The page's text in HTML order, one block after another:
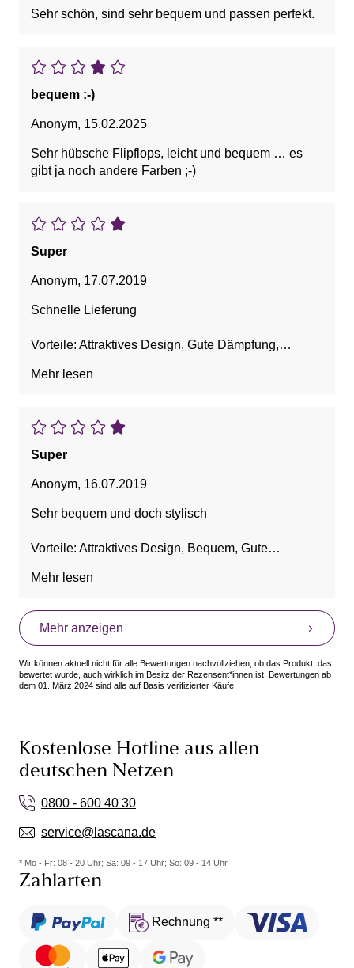
Sehr schön, sind sehr bequem und passen perfekt.
bequem :-)
Anonym, 15.02.2025
Sehr hübsche Flipflops, leicht und bequem … es
gibt ja noch andere Farben ;-)
Super
Anonym, 17.07.2019
Schnelle Lieferung
Vorteile: Attraktives Design, Gute Dämpfung,
Mehr lesen
Super
Anonym, 16.07.2019
Sehr bequem und doch stylisch
Vorteile: Attraktives Design, Bequem, Gute
Mehr lesen
Mehr anzeigen
Wir können aktuell nicht für alle Bewertungen nachvollziehen, ob das Produkt, das
bewertet wurde, auch wirklich im Besitz der Rezensent*innen ist. Bewertungen ab
dem 01. März 2024 sind alle auf Basis verifizierter Käufe.
Kostenlose Hotline aus allen
deutschen Netzen
0800 - 600 40 30
service@lascana.de
* Mo - Fr: 08 - 20 Uhr; Sa: 09 - 17 Uhr; So: 09 - 14 Uhr.
Zahlarten
Rechnung **